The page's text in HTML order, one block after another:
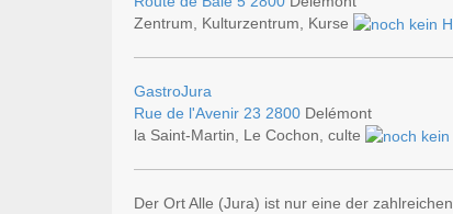
Zentrum, Kulturzentrum, Kurse
GastroJura
Rue de l'Avenir 23 2800 Delémont
la Saint-Martin, Le Cochon, culte
Der Ort Alle (Jura) ist nur eine der zahlreichen